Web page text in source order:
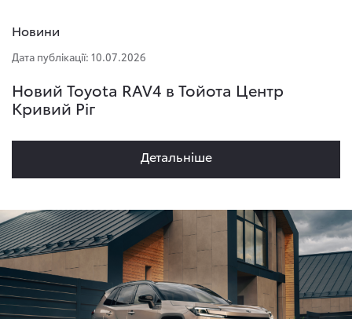
Новини
Дата публікації: 10.07.2026
Новий Toyota RAV4 в Тойота Центр
Кривий Ріг
Детальнiше